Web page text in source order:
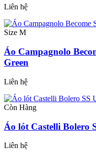
Liên hệ
Size M
Áo Campagnolo
Green
Liên hệ
Còn Hàng
Áo lót Castelli Bolero
Liên hệ